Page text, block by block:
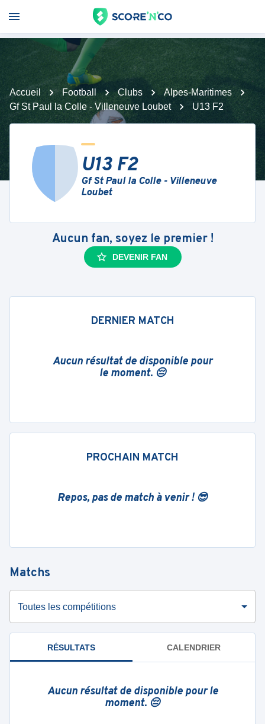
Accueil Football Clubs
Alpes-Maritimes
Gf St Paul la Colle - Villeneuve Loubet
U13 F2
U13 F2
Gf St Paul la Colle - Villeneuve
Loubet
Aucun fan, soyez le premier !
DEVENIR FAN
DERNIER MATCH
Aucun résultat de disponible pour
le moment. 😔
PROCHAIN MATCH
Repos, pas de match à venir ! 😎
Matchs
Toutes les compétitions
RÉSULTATS CALENDRIER
Aucun résultat de disponible pour le
moment. 😔